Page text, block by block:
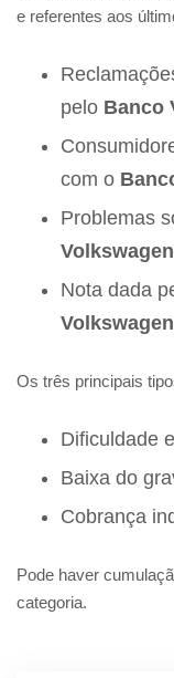
e referentes aos
pelo Banco
com o
Problemas
Nota dada
Volkswagen
Os três principais
Dificuldade
Baixa do
Cobrança
Pode haver
categoria.